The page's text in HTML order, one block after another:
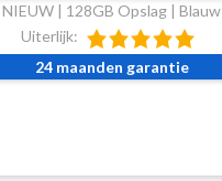
NIEUW | 128GB Opslag | Blauw
Uiterlijk:
24 maanden garantie